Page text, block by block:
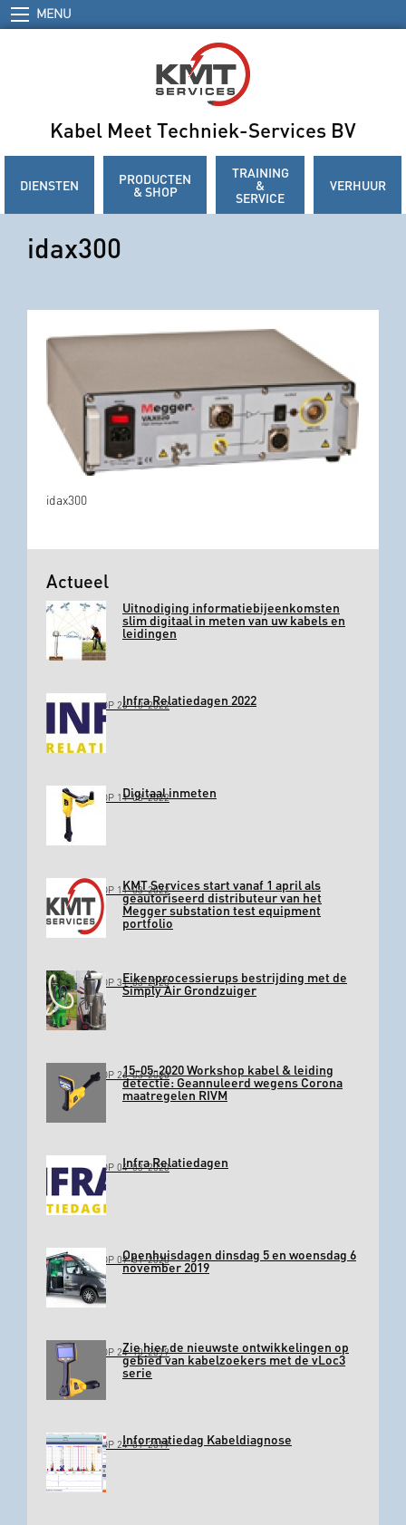
MENU
Kabel Meet Techniek-Services BV
DIENSTEN PRODUCTEN
& SHOP
TRAINING
&
SERVICE
VERHUUR
idax300
idax300
Actueel
Uitnodiging informatiebijeenkomsten
slim digitaal in meten van uw kabels en
leidingen
GEPLAATST OP 26-10-2022Infra Relatiedagen 2022
GEPLAATST OP 11-03-2022Digitaal inmeten
GEPLAATST OP 11-03-2022KMT Services start vanaf 1 april als
geautoriseerd distributeur van het
Megger substation test equipment
portfolio
GEPLAATST OP 31-03-2020Eikenprocessierups bestrijding met de
Simply Air Grondzuiger
GEPLAATST OP 26-03-202015-05-2020 Workshop kabel & leiding
detectie: Geannuleerd wegens Corona
maatregelen RIVM
GEPLAATST OP 04-03-2020Infra Relatiedagen
GEPLAATST OP 09-01-2020Openhuisdagen dinsdag 5 en woensdag 6
november 2019
GEPLAATST OP 24-10-2019Zie hier de nieuwste ontwikkelingen op
gebied van kabelzoekers met de vLoc3
serie
GEPLAATST OP 24-01-2019Informatiedag Kabeldiagnose